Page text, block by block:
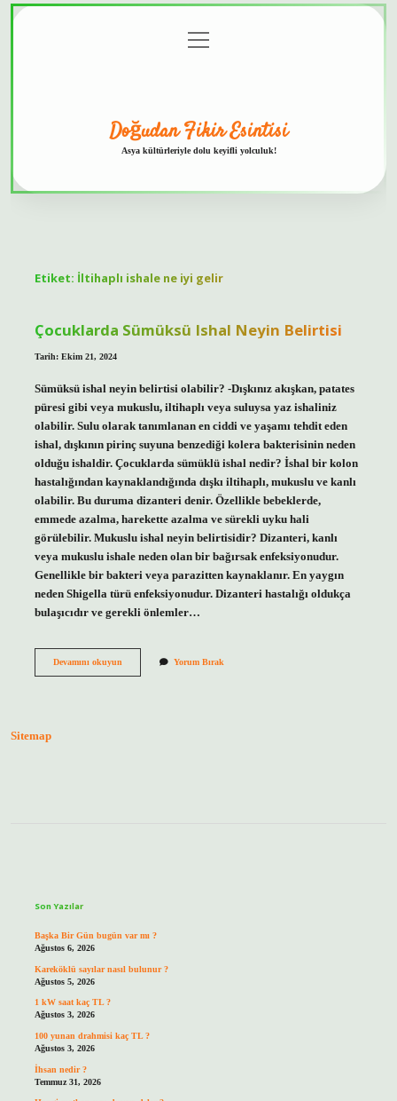
menüyü
aç
Doğudan Fikir Esintisi
Asya kültürleriyle dolu keyifli yolculuk!
Etiket: İltihaplı ishale ne iyi gelir
Çocuklarda Sümüksü Ishal Neyin Belirtisi
Tarih: Ekim 21, 2024
Sümüksü ishal neyin belirtisi olabilir? -Dışkınız akışkan, patates
püresi gibi veya mukuslu, iltihaplı veya suluysa yaz ishaliniz
olabilir. Sulu olarak tanımlanan en ciddi ve yaşamı tehdit eden
ishal, dışkının pirinç suyuna benzediği kolera bakterisinin neden
olduğu ishaldir. Çocuklarda sümüklü ishal nedir? İshal bir kolon
hastalığından kaynaklandığında dışkı iltihaplı, mukuslu ve kanlı
olabilir. Bu duruma dizanteri denir. Özellikle bebeklerde,
emmede azalma, harekette azalma ve sürekli uyku hali
görülebilir. Mukuslu ishal neyin belirtisidir? Dizanteri, kanlı
veya mukuslu ishale neden olan bir bağırsak enfeksiyonudur.
Genellikle bir bakteri veya parazitten kaynaklanır. En yaygın
neden Shigella türü enfeksiyonudur. Dizanteri hastalığı oldukça
bulaşıcıdır ve gerekli önlemler…
Devamını okuyunÇocuklarda
Yorum Bırak
Sitemap
Son Yazılar
Başka Bir Gün bugün var mı ?
Ağustos 6, 2026
Kareköklü sayılar nasıl bulunur ?
Ağustos 5, 2026
1 kW saat kaç TL ?
Ağustos 3, 2026
100 yunan drahmisi kaç TL ?
Ağustos 3, 2026
İhsan nedir ?
Temmuz 31, 2026